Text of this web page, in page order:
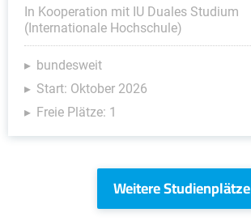
In Kooperation mit IU Duales Studium
(Internationale Hochschule)
bundesweit
Start: Oktober 2026
Freie Plätze: 1
Weitere Studienplätze